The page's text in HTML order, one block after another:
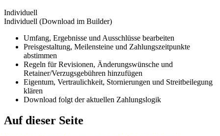
Individuell
Individuell (Download im Builder)
Umfang, Ergebnisse und Ausschlüsse bearbeiten
Preisgestaltung, Meilensteine und Zahlungszeitpunkte
abstimmen
Regeln für Revisionen, Änderungswünsche und
Retainer/Verzugsgebühren hinzufügen
Eigentum, Vertraulichkeit, Stornierungen und Streitbeilegung
klären
Download folgt der aktuellen Zahlungslogik
Auf dieser Seite